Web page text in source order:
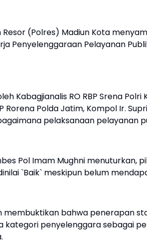
Resor (Polres) Madiun Kota
Penyelenggaraan Pelayanan
Kabagjianalis RO RBP Srena Polri
Rorena Polda Jatim, Kompol Ir.
pelaksanaan pelayanan
Pol Imam Mughni menuturkan,
`Baik` meskipun belum
membuktikan bahwa penerapan
kategori penyelenggara sebagai